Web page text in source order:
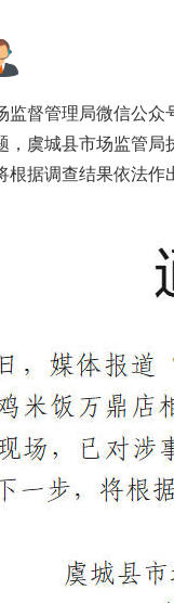
监督管理局微信公众
，虞城县市场监管
根据调查结果依法作